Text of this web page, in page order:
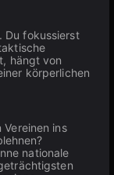
Du fokussierst
hängt von
körperlichen
Vereinen ins
nationale